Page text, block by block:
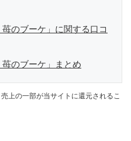
のブーケ」に関する口コ
のブーケ」まとめ
上の一部が当サイトに還元されるこ